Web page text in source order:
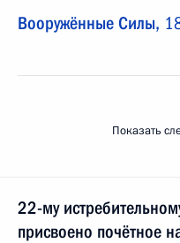
Вооружённые Силы,
Показать
22-му
присвоено почётное